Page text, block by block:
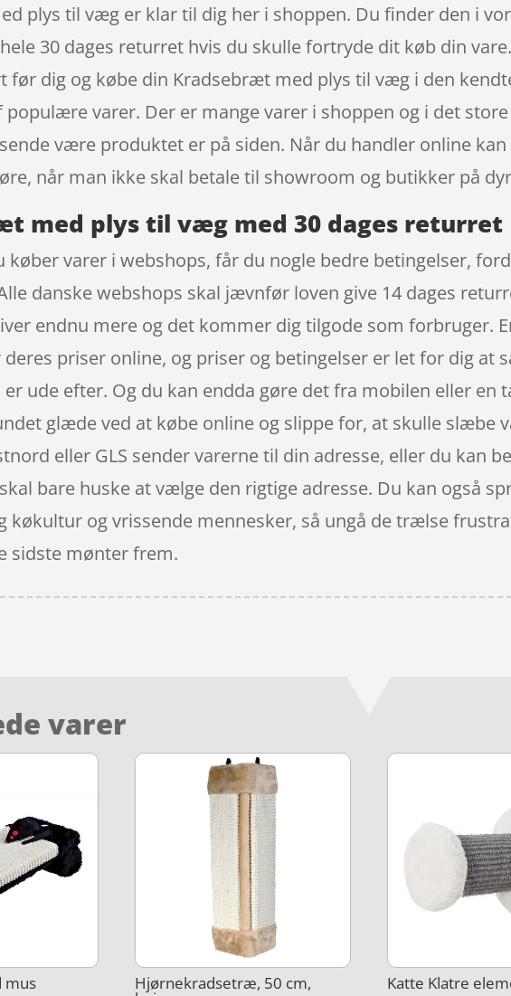
plys til væg er klar til dig her i shoppen. Du finder den i
30 dages returret hvis du skulle fortryde dit køb din
før dig og købe din Kradsebræt med plys til væg i den
populære varer. Der er mange varer i shoppen og i det
være produktet er på siden. Når du handler online
når man ikke skal betale til showroom og butikker på
med plys til væg med 30 dages returret
køber varer i webshops, får du nogle bedre betingelser,
danske webshops skal jævnfør loven give 14 dages
endnu mere og det kommer dig tilgode som forbruger.
priser online, og priser og betingelser er let for dig at
ude efter. Og du kan endda gøre det fra mobilen eller en
glæde ved at købe online og slippe for, at skulle slæbe
eller GLS sender varerne til din adresse, eller du kan
bare huske at vælge den rigtige adresse. Du kan også
køkultur og vrissende mennesker, så ungå de trælse
sidste mønter frem.
varer
mus Hjørnekradsetræ, 50 cm, Katte Klatre